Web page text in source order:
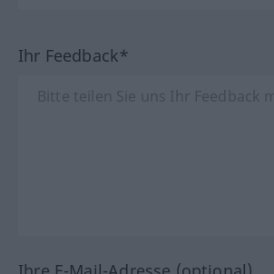
Ihr Feedback*